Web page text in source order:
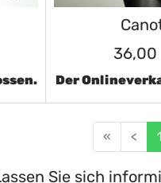
Der
« < 1
Sie sich